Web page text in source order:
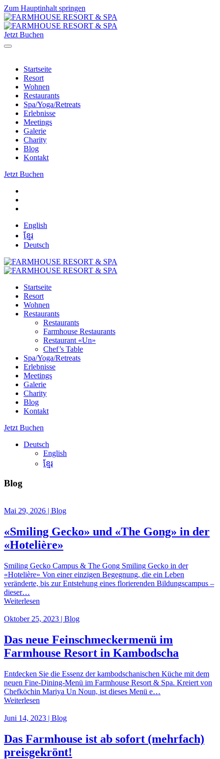
Zum Hauptinhalt springen
Jetzt Buchen
Startseite
Resort
Wohnen
Restaurants
Spa/Yoga/Retreats
Erlebnisse
Meetings
Galerie
Charity
Blog
Kontakt
Jetzt Buchen
English
ខ្មែរ
Deutsch
Startseite
Resort
Wohnen
Restaurants
Restaurants
Farmhouse Restaurants
Restaurant «Un»
Chef’s Table
Spa/Yoga/Retreats
Erlebnisse
Meetings
Galerie
Charity
Blog
Kontakt
Jetzt Buchen
Deutsch
English
ខ្មែរ
Blog
Mai 29, 2026 | Blog
«Smiling Gecko» und «The Gong» in der
«Hotelière»
Smiling Gecko Campus & The Gong Smiling Gecko in der
«Hotelière» Von einer einzigen Begegnung, die ein Leben
veränderte, bis zur Entstehung eines florierenden Bildungscampus –
dieser…
Weiterlesen
Oktober 25, 2023 | Blog
Das neue Feinschmeckermenü im
Farmhouse Resort in Kambodscha
Entdecken Sie die Essenz der kambodschanischen Küche mit dem
neuen Fine-Dining-Menü im Farmhouse Resort & Spa. Kreiert von
Chefköchin Mariya Un Noun, ist dieses Menü e…
Weiterlesen
Juni 14, 2023 | Blog
Das Farmhouse ist ab sofort (mehrfach)
preisgekrönt!